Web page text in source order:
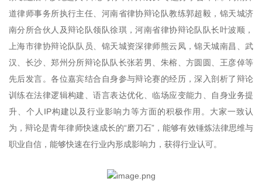
道律师事务所执行主任、河南省律协辩论队教练郭超毅，锦天城济
南分所合伙人及辩论队领队徐琪，河南省律协辩论队队长叶波顺，
上海市律协辩论队队员、锦天城资深律师熊云凤，锦天城南昌、武
汉、长沙、郑州分所辩论队队长张若男、朱榕、方圆圆、王彦倬等
先后发言。各位嘉宾结合自身参与辩论赛的经历，深入剖析了辩论
训练在法律逻辑构建、语言表达优化、临场应变能力、自身业务提
升、个人IP构建以及行业影响力等方面的积极作用。大家一致认
为，辩论是青年律师快速成长的“磨刀石”，能够有效锤炼法律思维与
职业自信，能够快速在行业内形成影响力，获得行业认可。